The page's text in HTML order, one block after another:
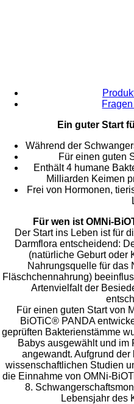
Ein guter Start
Während der
Für einen guten
Enthält 4 humane
Milliarden Keimen
Frei von Hormonen,
Für wen ist OMNi-
Der Start ins Leben ist für
Darmflora entscheidend:
(natürliche Geburt oder
Nahrungsquelle für das
Fläschchennahrung)
Artenvielfalt der
Für einen guten Start von
BiOTiC® PANDA
geprüften Bakterienstämme
Babys ausgewählt und im
angewandt. Aufgrund
wissenschaftlichen Studien
die Einnahme von OMNi-
8.
Lebensjahr des